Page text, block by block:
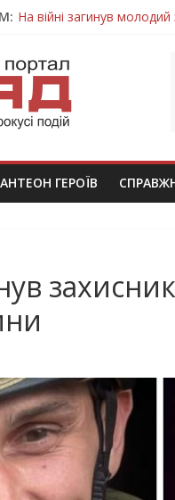
На війні загинув
Захисник з
Тернопільщина в
Вважався зниклим
ГЕРОЇВ